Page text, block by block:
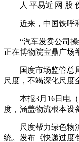
人 平易近 网 股 份
近来，中国铁呼和
“汽车发卖公司操纵
正在博物院宝鼎广场
国度市场监管总局
尺度，不竭深化尺度
本报3月16日电（
度，涵盖物流根本设
尺度帮力绿色物流
统。发布《快递过度